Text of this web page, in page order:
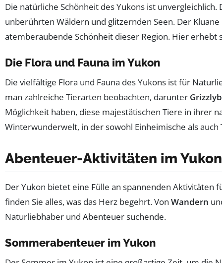
Die natürliche Schönheit des Yukons ist
unberührten Wäldern und glitzernden Seen. Der
atemberaubende Schönheit dieser Region. Hier erhebt
Die Flora und Fauna im Yukon
Die vielfältige Flora und Fauna des Yukons ist für
man zahlreiche Tierarten beobachten, darunter
Möglichkeit haben, diese majestätischen Tiere in ihrer
Winterwunderwelt, in der sowohl Einheimische als
Abenteuer-Aktivitäten im Yukon
Der Yukon bietet eine Fülle an spannenden
finden Sie alles, was das Herz begehrt. Von Wandern
Naturliebhaber und Abenteuer suchende.
Sommerabenteuer im Yukon